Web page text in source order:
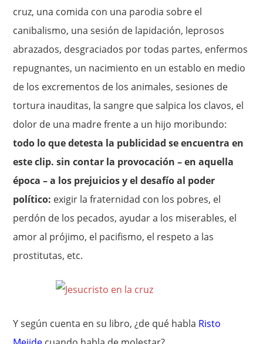
cruz, una comida con una parodia sobre el
canibalismo, una sesión de lapidación, leprosos
abrazados, desgraciados por todas partes, enfermos
repugnantes, un nacimiento en un establo en medio
de los excrementos de los animales, sesiones de
tortura inauditas, la sangre que salpica los clavos, el
dolor de una madre frente a un hijo moribundo:
todo lo que detesta la publicidad se encuentra en
este clip. sin contar la provocación – en aquella
época – a los prejuicios y el desafío al poder
político: exigir la fraternidad con los pobres, el
perdón de los pecados, ayudar a los miserables, el
amor al prójimo, el pacifismo, el respeto a las
prostitutas, etc.
Y según cuenta en su libro, ¿de qué habla Risto